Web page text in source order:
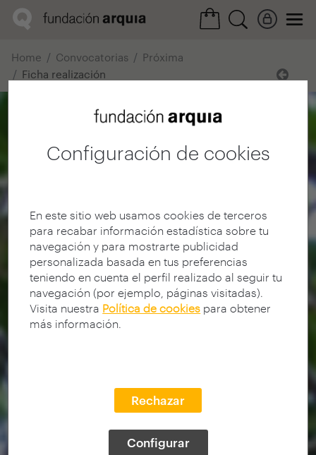
Configuración de cookies
En este sitio web usamos cookies de terceros
para recabar información estadística sobre tu
navegación y para mostrarte publicidad
personalizada basada en tus preferencias
teniendo en cuenta el perfil realizado al seguir tu
navegación (por ejemplo, páginas visitadas).
Visita nuestra Política de cookies para obtener
más información.
Rechazar
Configurar
Home Convocatorias
Próxima
Ficha realización